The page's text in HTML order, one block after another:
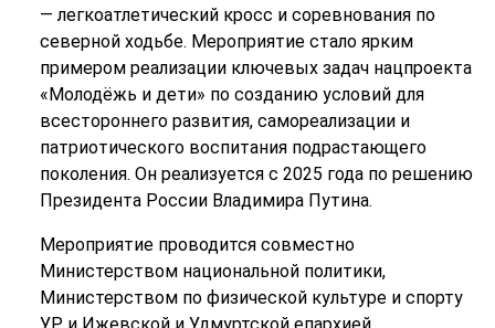
— легкоатлетический кросс и соревнования по
северной ходьбе. Мероприятие стало ярким
примером реализации ключевых задач нацпроекта
«Молодёжь и дети» по созданию условий для
всестороннего развития, самореализации и
патриотического воспитания подрастающего
поколения. Он реализуется с 2025 года по решению
Президента России Владимира Путина.
Мероприятие проводится совместно
Министерством национальной политики,
Министерством по физической культуре и спорту